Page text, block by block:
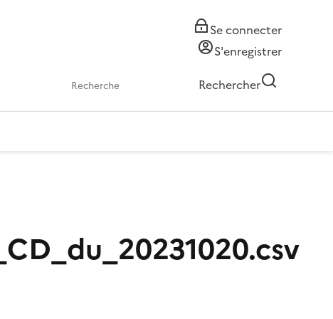
Se connecter
S'enregistrer
Rechercher